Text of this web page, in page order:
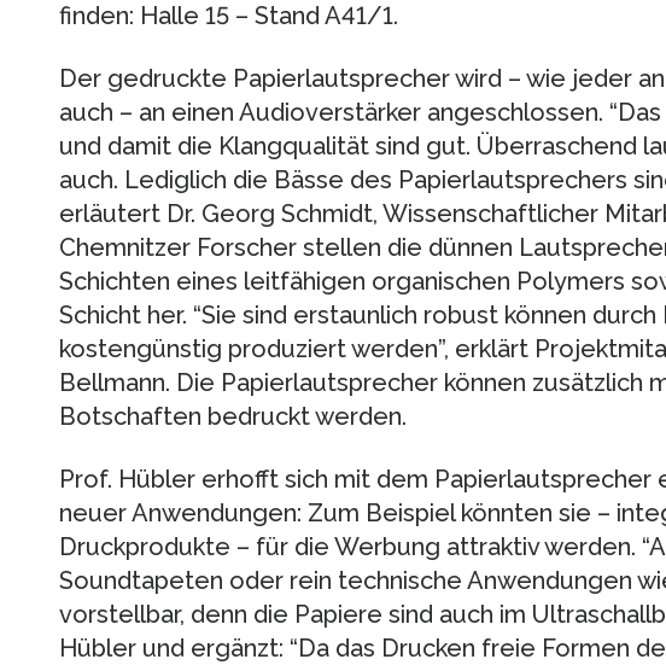
finden: Halle 15 – Stand A41/1.
Der gedruckte Papierlautsprecher wird – wie jeder
auch – an einen Audioverstärker angeschlossen.
und damit die Klangqualität sind gut. Überraschend
auch. Lediglich die Bässe des Papierlautsprechers
erläutert Dr. Georg Schmidt, Wissenschaftlicher
Chemnitzer Forscher stellen die dünnen
Schichten eines leitfähigen organischen Polymers
Schicht her. “Sie sind erstaunlich robust können
kostengünstig produziert werden”, erklärt
Bellmann. Die Papierlautsprecher können zusätzlich
Botschaften bedruckt werden.
Prof. Hübler erhofft sich mit dem Papierlautsprecher
neuer Anwendungen: Zum Beispiel könnten sie –
Druckprodukte – für die Werbung attraktiv werden.
Soundtapeten oder rein technische Anwendungen
vorstellbar, denn die Papiere sind auch im
Hübler und ergänzt: “Da das Drucken freie Formen